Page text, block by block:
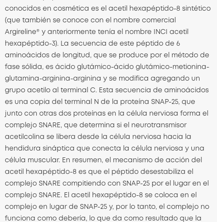
conocidos en cosmética es el acetil hexapéptido-8 sintético
(que también se conoce con el nombre comercial
Argireline® y anteriormente tenía el nombre INCI acetil
hexapéptido-3). La secuencia de este péptido de 6
aminoácidos de longitud, que se produce por el método de
fase sólida, es ácido glutámico-ácido glutámico-metionina-
glutamina-arginina-arginina y se modifica agregando un
grupo acetilo al terminal C. Esta secuencia de aminoácidos
es una copia del terminal N de la proteína SNAP-25, que
junto con otras dos proteínas en la célula nerviosa forma el
complejo SNARE, que determina si el neurotransmisor
acetilcolina se libera desde la célula nerviosa hacia la
hendidura sináptica que conecta la célula nerviosa y una
célula muscular. En resumen, el mecanismo de acción del
acetil hexapéptido-8 es que el péptido desestabiliza el
complejo SNARE compitiendo con SNAP-25 por el lugar en el
complejo SNARE. El acetil hexapéptido-8 se coloca en el
complejo en lugar de SNAP-25 y, por lo tanto, el complejo no
funciona como debería, lo que da como resultado que la